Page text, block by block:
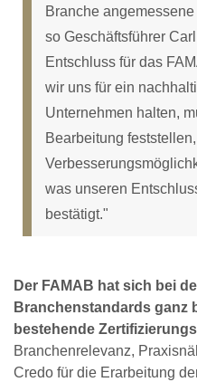
Branche
so Geschäftsführer
Entschluss für das
wir uns für ein
Unternehmen halten,
Bearbeitung
was unseren
bestätigt."
Der FAMAB hat sich bei
Branchenstandards ganz
bestehende
Branchenrelevanz,
Credo für die Erarbeitung